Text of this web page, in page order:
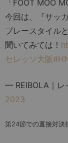
「FOOT MOO
今回は、『サッ
プレースタイル
聞いてみては！
セレッソ大阪
— REIBOLA｜レ
2023
第24節での直接対決